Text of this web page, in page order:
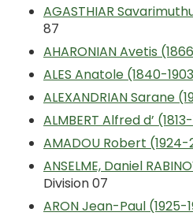
AGASTHIAR
87
AHARONIAN Avetis
ALES Anatole (1840-
ALEXANDRIAN Sarane
ALMBERT Alfred d’
AMADOU Robert
ANSELME, Daniel
Division 07
ARON Jean-Paul (1925-